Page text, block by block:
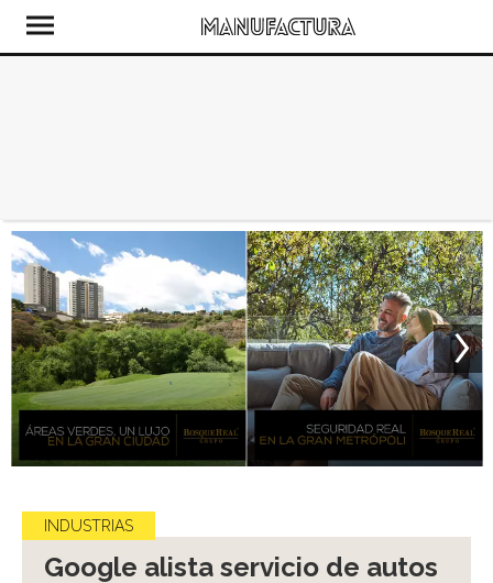
INDUSTRIAS
Google alista servicio de autos